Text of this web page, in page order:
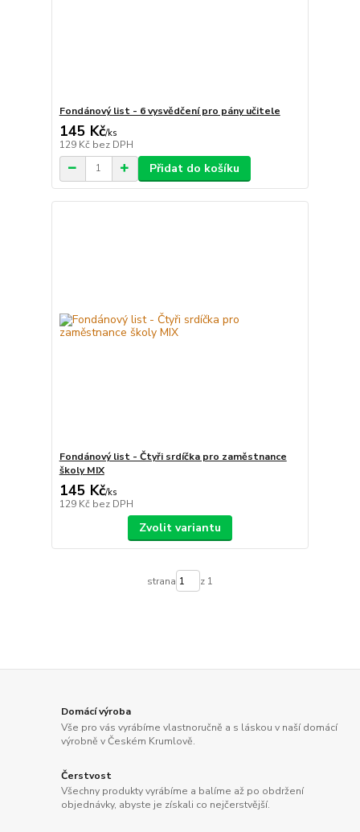
Fondánový list - 6 vysvědčení pro pány učitele
145 Kč/ks
129 Kč bez DPH
Přidat do košíku
Fondánový list - Čtyři srdíčka pro zaměstnance
školy MIX
145 Kč/ks
129 Kč bez DPH
Zvolit variantu
strana z 1
Domácí výroba
Vše pro vás vyrábíme vlastnoručně a s láskou v naší domácí
výrobně v Českém Krumlově.
Čerstvost
Všechny produkty vyrábíme a balíme až po obdržení
objednávky, abyste je získali co nejčerstvější.